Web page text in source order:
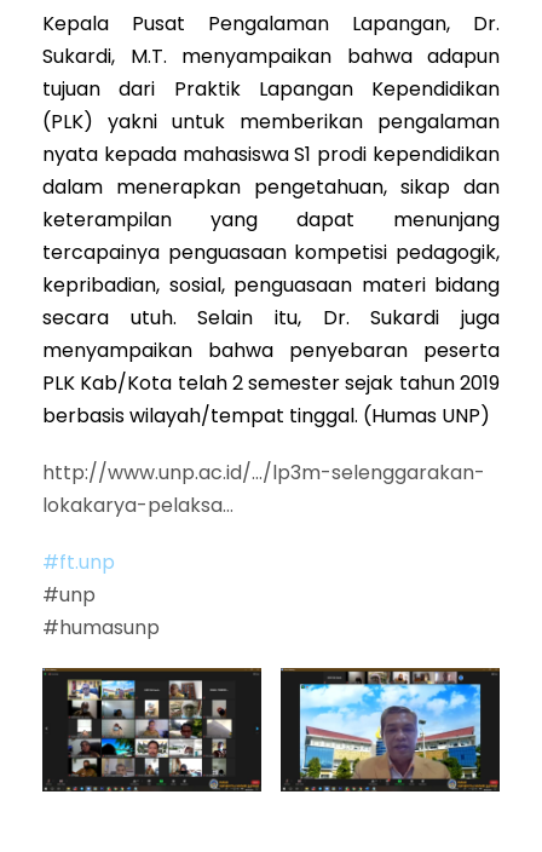
Kepala Pusat Pengalaman Lapangan, Dr.
Sukardi, M.T. menyampaikan bahwa adapun
tujuan dari Praktik Lapangan Kependidikan
(PLK) yakni untuk memberikan pengalaman
nyata kepada mahasiswa S1 prodi kependidikan
dalam menerapkan pengetahuan, sikap dan
keterampilan yang dapat menunjang
tercapainya penguasaan kompetisi pedagogik,
kepribadian, sosial, penguasaan materi bidang
secara utuh. Selain itu, Dr. Sukardi juga
menyampaikan bahwa penyebaran peserta
PLK Kab/Kota telah 2 semester sejak tahun 2019
berbasis wilayah/tempat tinggal. (Humas UNP)
http://www.unp.ac.id/…/lp3m-selenggarakan-
lokakarya-pelaksa…
#ft.unp
#unp
#humasunp